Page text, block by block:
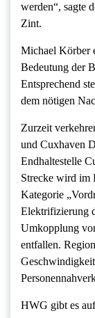
werden“, sagte
Zint.
Michael Körber
Bedeutung der
Entsprechend
dem nötigen
Zurzeit
und Cuxhaven
Endhaltestelle
Strecke wird im
Kategorie
Elektrifizierung
Umkopplung
entfallen.
HWG gibt es